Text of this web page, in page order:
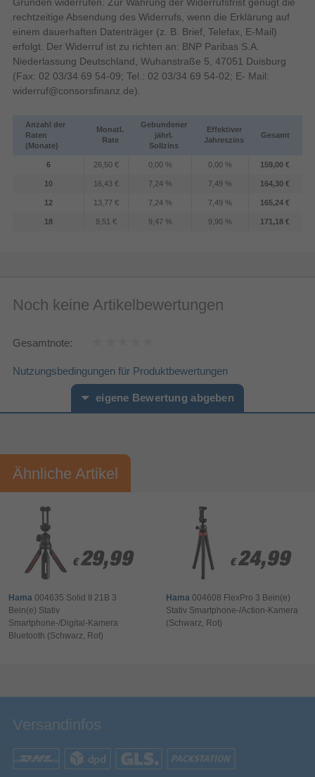
Artikelnummer 11599013868
Herstellerartikelnummer 142947
rechtzeitige Absendung des Widerrufs, wenn die Erklärung auf
einem dauerhaften Datenträger (z. B. Brief, Telefax, E-Mail)
erfolgt. Der Widerruf ist zu richten an: BNP Paribas S.A.
Niederlassung Deutschland, Wuhanstraße 5, 47051 Duisburg
(Fax: 02 03/34 69 54-09; Tel.: 02 03/34 69 54-02; E- Mail:
widerruf@consorsfinanz.de).
Anzahl der
Raten
(Monate)
Monatl.
Rate
Gebundener
jährl.
Sollzins
Effektiver
Jahreszins
Gesamt
6 26,50 € 0,00 % 0,00 % 159,00 €
10 16,43 € 7,24 % 7,49 % 164,30 €
12 13,77 € 7,24 % 7,49 % 165,24 €
18 9,51 € 9,47 % 9,90 % 171,18 €
Noch keine Artikelbewertungen
Gesamtnote:
Nutzungsbedingungen für Produktbewertungen
eigene Bewertung abgeben
Ihre Bewertung:
Bitte mindestens 20 Wörter eingeben
Ihr Kommentar*
Ähnliche Artikel
€ 29,99
€ 29,99
Hama 004635 Solid II 21B 3
Bein(e) Stativ
Smartphone-/Digital-Kamera
Bluetooth (Schwarz, Rot)
€ 24,99
€ 24,99
Hama 004608 FlexPro 3 Bein(e)
Stativ Smartphone-/Action-Kamera
(Schwarz, Rot)
Versandinfos